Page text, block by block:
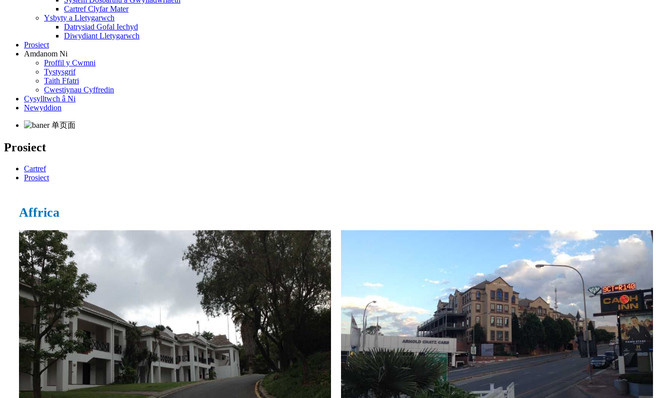
Cartref Clyfar Mater
Ysbyty a Lletygarwch
Datrysiad Gofal Iechyd
Diwydiant Lletygarwch
Prosiect
Amdanom Ni
Proffil y Cwmni
Tystysgrif
Taith Ffatri
Cwestiynau Cyffredin
Cysylltwch â Ni
Newyddion
Prosiect
Cartref
Prosiect
Affrica